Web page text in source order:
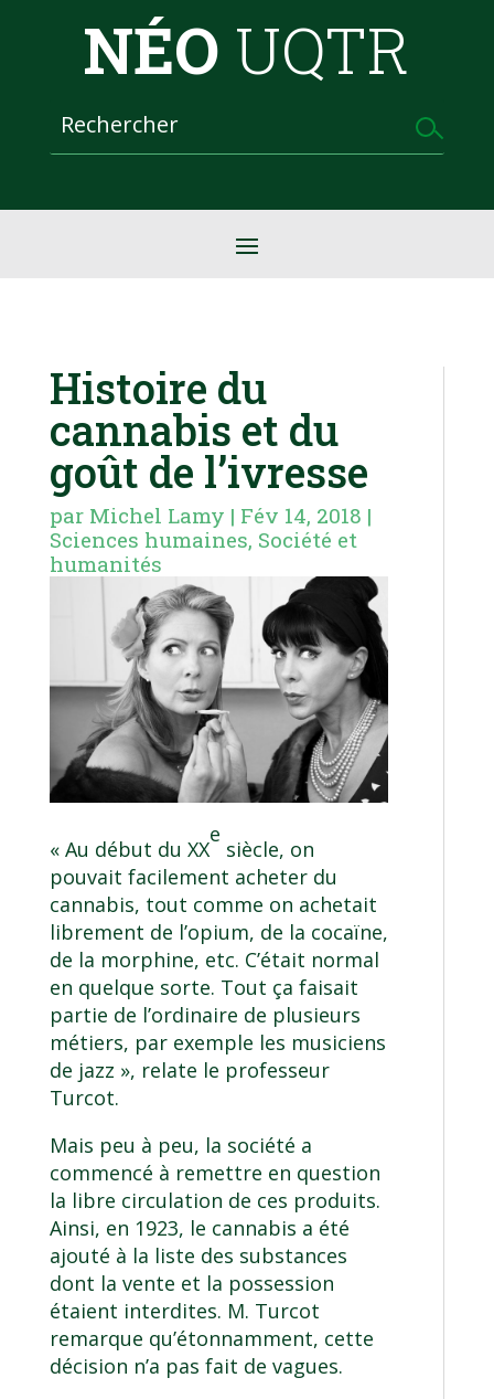
NÉO UQTR
Histoire du
cannabis et du
goût de l’ivresse
par Michel Lamy | Fév 14, 2018 |
Sciences humaines, Société et
humanités
« Au début du XX
e
siècle, on
pouvait facilement acheter du
cannabis, tout comme on achetait
librement de l’opium, de la cocaïne,
de la morphine, etc. C’était normal
en quelque sorte. Tout ça faisait
partie de l’ordinaire de plusieurs
métiers, par exemple les musiciens
de jazz », relate le professeur
Turcot.
Mais peu à peu, la société a
commencé à remettre en question
la libre circulation de ces produits.
Ainsi, en 1923, le cannabis a été
ajouté à la liste des substances
dont la vente et la possession
étaient interdites. M. Turcot
remarque qu’étonnamment, cette
décision n’a pas fait de vagues.